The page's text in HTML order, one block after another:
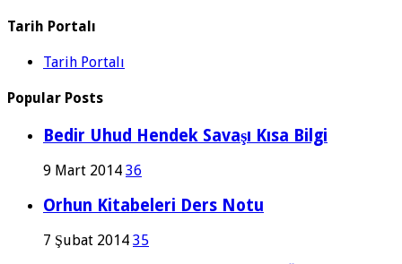
Tarih Portalı
Tarih Portalı
Popular Posts
Bedir Uhud Hendek Savaşı Kısa Bilgi
9 Mart 2014 36
Orhun Kitabeleri Ders Notu
7 Şubat 2014 35